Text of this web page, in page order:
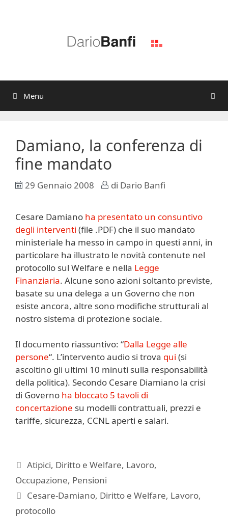
Menu
Damiano, la conferenza di
fine mandato
29 Gennaio 2008 di Dario Banfi
Cesare Damiano ha presentato un consuntivo
degli interventi (file .PDF) che il suo mandato
ministeriale ha messo in campo in questi anni, in
particolare ha illustrato le novità contenute nel
protocollo sul Welfare e nella Legge
Finanziaria. Alcune sono azioni soltanto previste,
basate su una delega a un Governo che non
esiste ancora, altre sono modifiche strutturali al
nostro sistema di protezione sociale.
Il documento riassuntivo: “Dalla Legge alle
persone“. L’intervento audio si trova qui (si
ascoltino gli ultimi 10 minuti sulla responsabilità
della politica). Secondo Cesare Diamiano la crisi
di Governo ha bloccato 5 tavoli di
concertazione su modelli contrattuali, prezzi e
tariffe, sicurezza, CCNL aperti e salari.
Categorie
Atipici, Diritto e Welfare, Lavoro,
Occupazione, Pensioni
Tag
Cesare-Damiano, Diritto e Welfare, Lavoro,
protocollo